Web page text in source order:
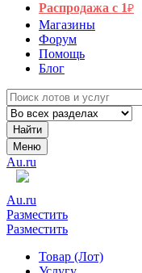
Распродажа с 1₽
Магазины
Форум
Помощь
Блог
Найти
Меню
Au.ru
Au.ru
Разместить
Разместить
Товар (Лот)